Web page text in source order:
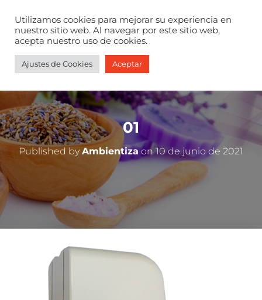
A
A
01
Published byAmbientizaon10 de junio de 2021
Utilizamos cookies para mejorar su experiencia en
nuestro sitio web. Al navegar por este sitio web,
acepta nuestro uso de cookies.
Ajustes de Cookies Aceptar